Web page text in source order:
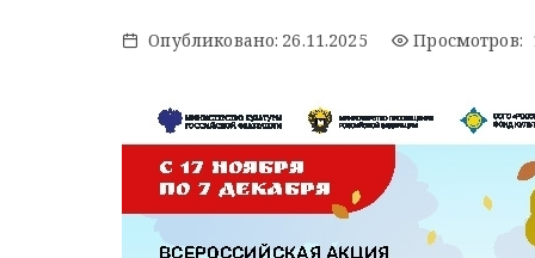
Опубликовано: 26.11.2025 Просмотров: